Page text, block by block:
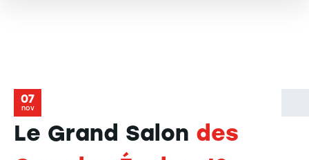
07
nov
Le Grand Salon des